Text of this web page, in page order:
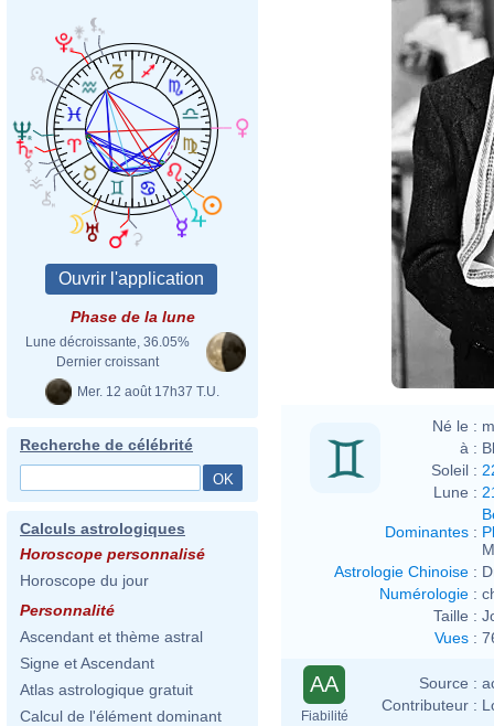
Phase de la lune
Lune décroissante, 36.05%
Dernier croissant
Mer. 12 août 17h37 T.U.
Recherche de célébrité
Calculs astrologiques
Horoscope personnalisé
Horoscope du jour
Personnalité
Ascendant et thème astral
Signe et Ascendant
Atlas astrologique gratuit
Calcul de l'élément dominant
Né le :
à :
Soleil :
Lune :
Dominantes :
Astrologie Chinoise :
Numérologie :
Taille :
Vues :
AA
Fiabilité
Source :
Contributeur :